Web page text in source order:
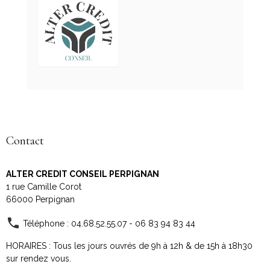
Contact
ALTER CREDIT CONSEIL PERPIGNAN
1 rue Camille Corot
66000 Perpignan
Téléphone : 04.68.52.55.07 - 06 83 94 83 44
HORAIRES : Tous les jours ouvrés de 9h à 12h & de 15h à 18h30
sur rendez vous.